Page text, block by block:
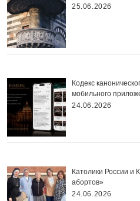
25.06.2026
Кодекс
мобильного
24.06.2026
Католики России и
абортов»
24.06.2026